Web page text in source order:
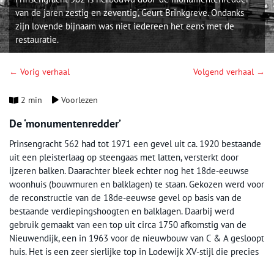
van de jaren zestig en zeventig', Geurt Brinkgreve. Ondanks
zijn lovende bijnaam was niet iedereen het eens met de
restauratie.
← Vorig verhaal Volgend verhaal →
2 min Voorlezen
De ‘monumentenredder’
Prinsengracht 562 had tot 1971 een gevel uit ca. 1920 bestaande
uit een pleisterlaag op steengaas met latten, versterkt door
ijzeren balken. Daarachter bleek echter nog het 18de-eeuwse
woonhuis (bouwmuren en balklagen) te staan. Gekozen werd voor
de reconstructie van de 18de-eeuwse gevel op basis van de
bestaande verdiepingshoogten en balklagen. Daarbij werd
gebruik gemaakt van een top uit circa 1750 afkomstig van de
Nieuwendijk, een in 1963 voor de nieuwbouw van C & A gesloopt
huis. Het is een zeer sierlijke top in Lodewijk XV-stijl die precies